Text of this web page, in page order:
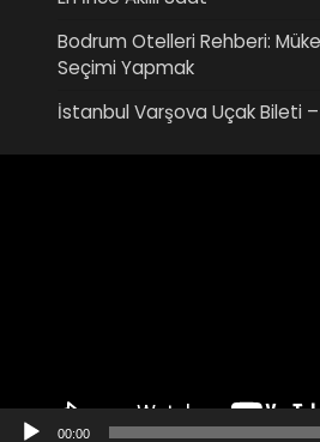
Bodrum Otelleri Rehberi:
Seçimi Yapmak
İstanbul Varşova Uçak Bileti
00:00